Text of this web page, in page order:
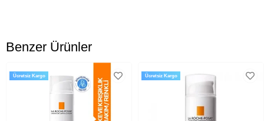
Sabah ve/veya akşam temizlenmiş yüz ve boyun bölgesine tek başına ya
Benzer Ürünler
Ücretsiz Kargo Ücretsiz Kargo